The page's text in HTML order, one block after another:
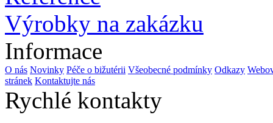
Výrobky na zakázku
Informace
O nás Novinky Péče o bižutérii Všeobecné podmínky Odkazy
stránek Kontaktujte nás
Rychlé kontakty